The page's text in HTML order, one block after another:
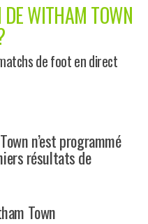
DE WITHAM TOWN
de foot en direct
n’est programmé
résultats de
Town